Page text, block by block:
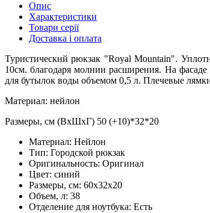
Опис
Характеристики
Товари серії
Доставка і оплата
Туристический рюкзак "Royal Mountain".
10см. благодаря молнии расширения. На
для бутылок воды объемом 0,5 л. Плечевые
Материал: нейлон
Размеры, см (ВхШхГ) 50 (+10)*32*20
Материал: Нейлон
Тип: Городской рюкзак
Оригинальность: Оригинал
Цвет: синий
Размеры, см: 60х32х20
Объем, л: 38
Отделение для ноутбука: Есть